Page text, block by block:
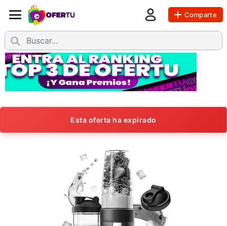
Comparte
Esta oferta ha expirado